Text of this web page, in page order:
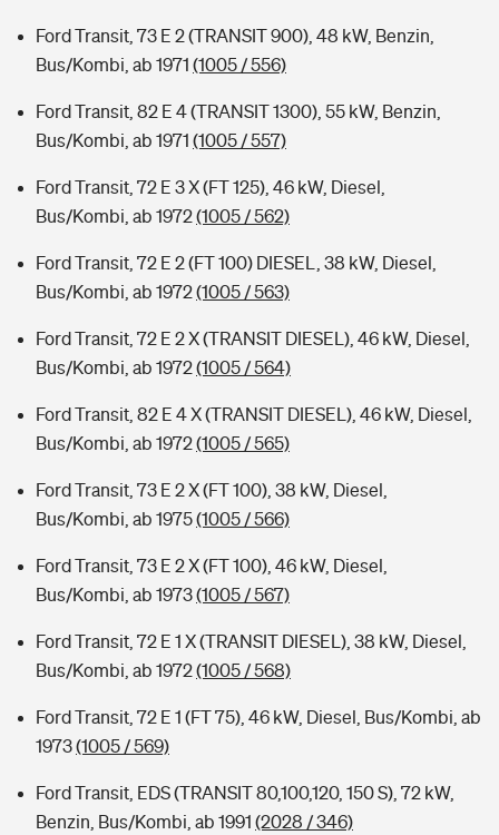
Ford Transit, 73 E 2 (TRANSIT 900), 48 kW, Benzin,
Bus/Kombi, ab 1971 (1005 / 556)
Ford Transit, 82 E 4 (TRANSIT 1300), 55 kW, Benzin,
Bus/Kombi, ab 1971 (1005 / 557)
Ford Transit, 72 E 3 X (FT 125), 46 kW, Diesel,
Bus/Kombi, ab 1972(1005 / 562)
Ford Transit, 72 E 2 (FT 100) DIESEL, 38 kW, Diesel,
Bus/Kombi, ab 1972(1005 / 563)
Ford Transit, 72 E 2 X (TRANSIT DIESEL), 46 kW, Diesel,
Bus/Kombi, ab 1972(1005 / 564)
Ford Transit, 82 E 4 X (TRANSIT DIESEL), 46 kW, Diesel,
Bus/Kombi, ab 1972(1005 / 565)
Ford Transit, 73 E 2 X (FT 100), 38 kW, Diesel,
Bus/Kombi, ab 1975(1005 / 566)
Ford Transit, 73 E 2 X (FT 100), 46 kW, Diesel,
Bus/Kombi, ab 1973(1005 / 567)
Ford Transit, 72 E 1 X (TRANSIT DIESEL), 38 kW, Diesel,
Bus/Kombi, ab 1972(1005 / 568)
Ford Transit, 72 E 1 (FT 75), 46 kW, Diesel, Bus/Kombi, ab
1973(1005 / 569)
Ford Transit, EDS (TRANSIT 80,100,120, 150 S), 72 kW,
Benzin, Bus/Kombi, ab 1991 (2028 / 346)